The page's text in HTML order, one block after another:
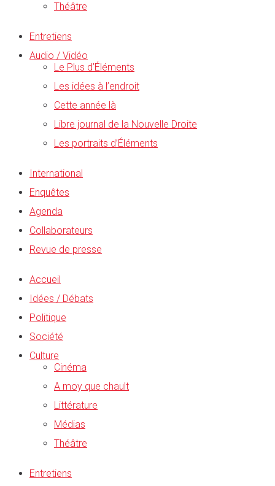
Théâtre
Entretiens
Audio / Vidéo
Le Plus d’Éléments
Les idées à l’endroit
Cette année là
Libre journal de la Nouvelle Droite
Les portraits d’Éléments
International
Enquêtes
Agenda
Collaborateurs
Revue de presse
Accueil
Idées / Débats
Politique
Société
Culture
Cinéma
A moy que chault
Littérature
Médias
Théâtre
Entretiens